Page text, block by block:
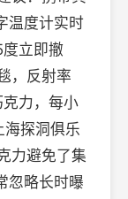
温度计实时
立即撤
，反射率
力，每小
探洞俱乐
力避免了集
忽略长时曝